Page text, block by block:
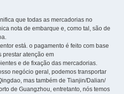
que todas as mercadorias no
nota de embarque e, como tal, são de
está. o pagamento é feito com base
prestar atenção em
e de fixação das mercadorias.
negócio geral, podemos transportar
mas também de Tianjin/Dalian/
de Guangzhou, entretanto, nós temos